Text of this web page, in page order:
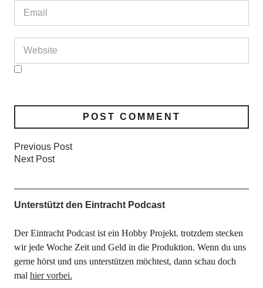
Previous Post
Next Post
Unterstützt den Eintracht Podcast
Der Eintracht Podcast ist ein Hobby Projekt. trotzdem stecken
wir jede Woche Zeit und Geld in die Produktion. Wenn du uns
gerne hörst und uns unterstützen möchtest, dann schau doch
mal hier vorbei.